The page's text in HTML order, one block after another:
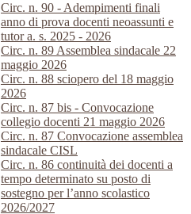
Circ. n. 90 - Adempimenti finali
anno di prova docenti neoassunti e
tutor a. s. 2025 - 2026
Circ. n. 89 Assemblea sindacale 22
maggio 2026
Circ. n. 88 sciopero del 18 maggio
2026
Circ. n. 87 bis - Convocazione
collegio docenti 21 maggio 2026
Circ. n. 87 Convocazione assemblea
sindacale CISL
Circ. n. 86 continuità dei docenti a
tempo determinato su posto di
sostegno per l’anno scolastico
2026/2027